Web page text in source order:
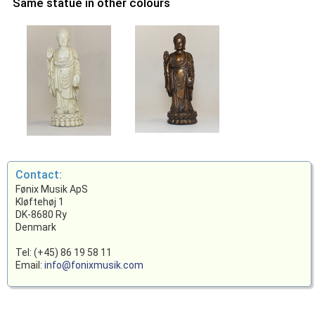
Contact:
Fønix Musik ApS
Kløftehøj 1
DK-8680 Ry
Denmark
Tel: (+45) 86 19 58 11
Email: info@fonixmusik.com